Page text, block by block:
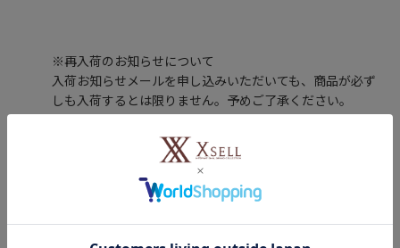
※再入荷のお知らせについて
入荷お知らせメールを申し込みいただいても、商品が必ず
しも入荷するとは限りません。予めご了承ください。
レビュー投稿で100ポイントプレゼント！